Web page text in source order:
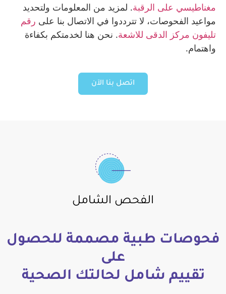
مغناطيسي على الرقبة. لمزيد من المعلومات ولتحديد
مواعيد الفحوصات، لا تترددوا في الاتصال بنا على رقم
تليفون مركز الدقى للاشعة. نحن هنا لخدمتكم بكفاءة
واهتمام.
اتصل بنا الآن
الفحص الشامل
فحوصات طبية مصممة للحصول
على
تقييم شامل لحالتك الصحية